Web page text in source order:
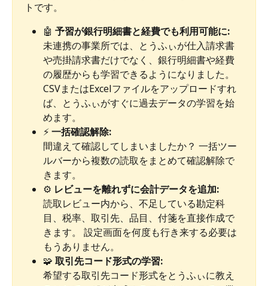
トです。
🤖 予習が銀行明細書と経費でも利用可能に:
未連携の事業所では、とうふぃが仕入請求書
や売掛請求書だけでなく、銀行明細書や経費
の履歴からも学習できるようになりました。
CSVまたはExcelファイルをアップロードすれ
ば、とうふぃがすぐに過去データの学習を始
めます。
⚡ 一括確認解除:
間違えて確認してしまいましたか？ 一括ツー
ルバーから複数の読取をまとめて確認解除で
きます。
⚙️ レビューを離れずに会計データを追加:
読取レビュー内から、不足している勘定科
目、税率、取引先、品目、付箋を直接作成で
きます。 設定画面を何度も行き来する必要は
もうありません。
🧩 取引先コード形式の学習:
希望する取引先コード形式をとうふぃに教え